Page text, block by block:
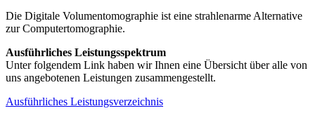
Die Digitale Volumentomographie ist eine strahlenarme Alternative
zur Computertomographie.
Ausführliches Leistungsspektrum
Unter folgendem Link haben wir Ihnen eine Übersicht über alle von
uns angebotenen Leistungen zusammengestellt.
Ausführliches Leistungsverzeichnis